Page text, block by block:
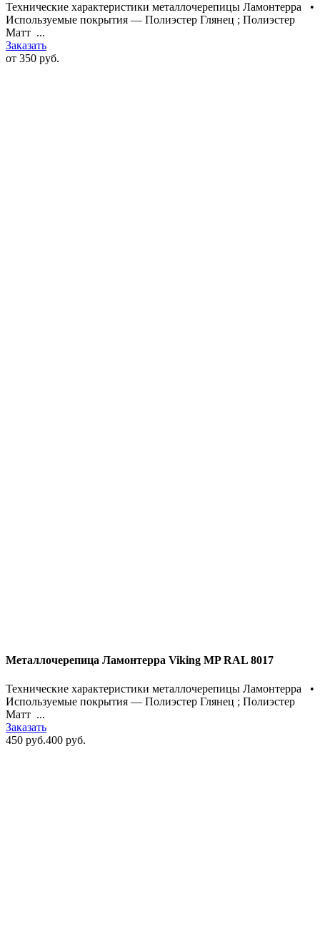
Технические характеристики металлочерепицы Ламонтерра •
Используемые покрытия — Полиэстер Глянец ; Полиэстер
Матт ...
Заказать
от 350 руб.
Металлочерепица Ламонтерра Viking MP RAL 8017
Технические характеристики металлочерепицы Ламонтерра •
Используемые покрытия — Полиэстер Глянец ; Полиэстер
Матт ...
Заказать
450 руб.400 руб.